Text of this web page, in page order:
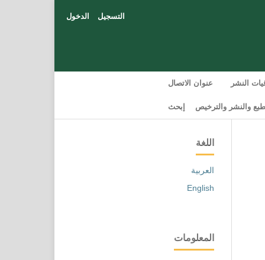
النشر عنوان الاتصال
والنشر والترخيص إبحث
التسجيل الدخول
اللغة
العربية
English
المعلومات